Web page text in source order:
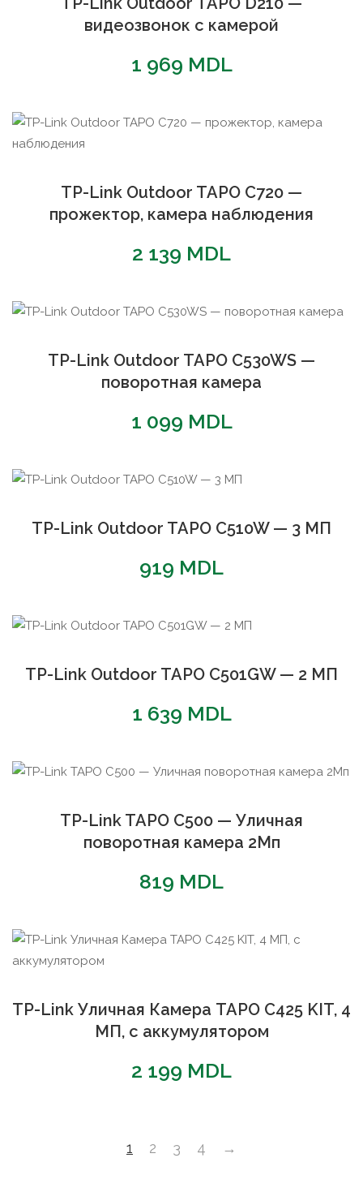
видеозвонок с камерой
1 969 MDL
TP-Link Outdoor TAPO C720 —
прожектор, камера наблюдения
2 139 MDL
TP-Link Outdoor TAPO C530WS —
поворотная камера
1 099 MDL
TP-Link Outdoor TAPO C510W — 3 МП
919 MDL
TP-Link Outdoor TAPO C501GW — 2 МП
1 639 MDL
TP-Link TAPO C500 — Уличная
поворотная камера 2Мп
819 MDL
TP-Link Уличная Камера TAPO C425 KIT, 4
МП, с аккумулятором
2 199 MDL
1 2 3 4 →